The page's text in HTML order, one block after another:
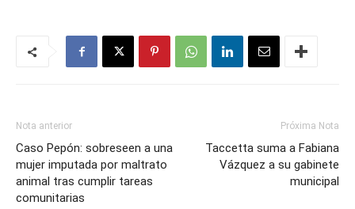
Nota anterior
Caso Pepón: sobreseen a una
mujer imputada por maltrato
animal tras cumplir tareas
comunitarias
Próxima Nota
Taccetta suma a Fabiana
Vázquez a su gabinete
municipal